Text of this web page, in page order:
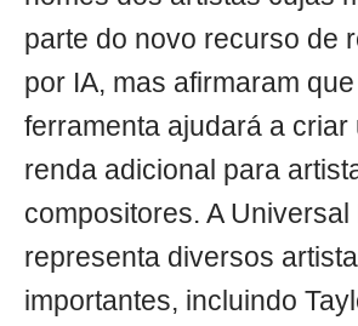
parte do novo recurso de
por IA, mas afirmaram
ferramenta ajudará a criar
renda adicional para
compositores. A Universal
representa diversos
importantes, incluindo